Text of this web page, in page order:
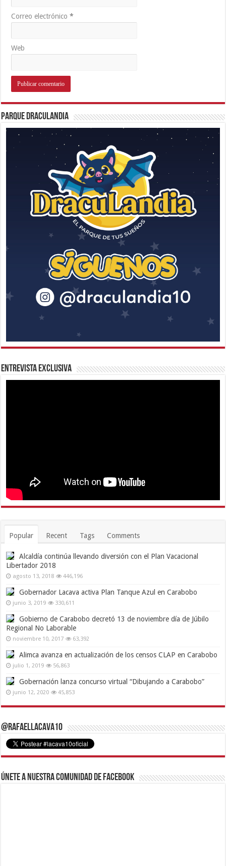
Correo electrónico*
Web
Parque Draculandia
Entrevista Exclusiva
Popular Recent Tags Comments
Alcaldía continúa llevando diversión con el Plan Vacacional
Libertador 2018
agosto 13, 2018 446,196
Gobernador Lacava activa Plan Tanque Azul en Carabobo
junio 3, 2019 330,611
Gobierno de Carabobo decretó 13 de noviembre día de Júbilo
Regional No Laborable
noviembre 10, 2017 63,392
Alimca avanza en actualización de los censos CLAP en Carabobo
julio 1, 2019 56,863
Gobernación lanza concurso virtual “Dibujando a Carabobo”
junio 12, 2020 45,853
@RafaelLacava10
Únete a nuestra comunidad de Facebook